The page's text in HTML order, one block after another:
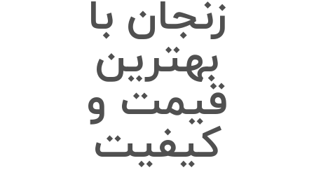
زنجان با
بهترین
قیمت و
کیفیت